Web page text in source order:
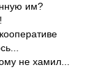
им?
не хамил...